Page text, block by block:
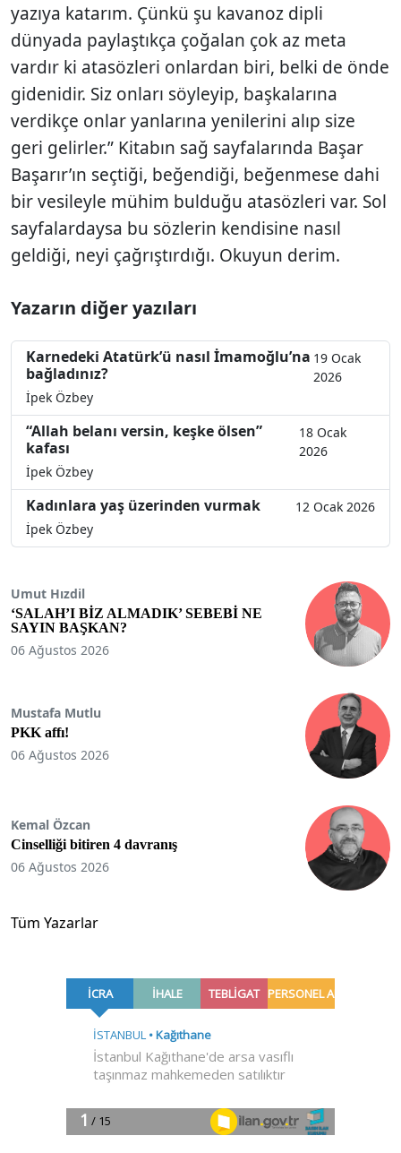
yazıya katarım. Çünkü şu kavanoz dipli
dünyada paylaştıkça çoğalan çok az meta
vardır ki atasözleri onlardan biri, belki de önde
gidenidir. Siz onları söyleyip, başkalarına
verdikçe onlar yanlarına yenilerini alıp size
geri gelirler.” Kitabın sağ sayfalarında Başar
Başarır’ın seçtiği, beğendiği, beğenmese dahi
bir vesileyle mühim bulduğu atasözleri var. Sol
sayfalardaysa bu sözlerin kendisine nasıl
geldiği, neyi çağrıştırdığı. Okuyun derim.
Yazarın diğer yazıları
Karnedeki Atatürk’ü nasıl İmamoğlu’na
bağladınız?
19 Ocak
2026
İpek Özbey
“Allah belanı versin, keşke ölsen”
kafası
18 Ocak
2026
İpek Özbey
Kadınlara yaş üzerinden vurmak
12 Ocak 2026
İpek Özbey
Umut Hızdil
‘SALAH’I BİZ ALMADIK’ SEBEBİ NE
SAYIN BAŞKAN?
06 Ağustos 2026
Mustafa Mutlu
PKK affı!
06 Ağustos 2026
Kemal Özcan
Cinselliği bitiren 4 davranış
06 Ağustos 2026
Tüm Yazarlar